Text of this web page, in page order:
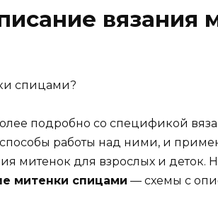
вязания
подробно со спецификой
работы над ними, и
митенок для взрослых и деток.
митенки спицами — схемы с